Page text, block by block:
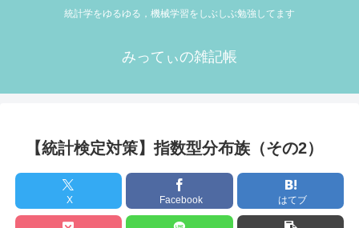
統計学をゆるゆる，機械学習をしぶしぶ勉強してます
みってぃの雑記帳
【統計検定対策】指数型分布族（その2）
X Facebook はてブ